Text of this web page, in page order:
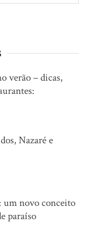
verão – dicas,
Nazaré e
um novo conceito
paraíso